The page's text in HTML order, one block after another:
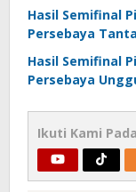
Hasil Semifinal
Persebaya
Hasil Semifinal
Persebaya
Ikuti Kami Pada